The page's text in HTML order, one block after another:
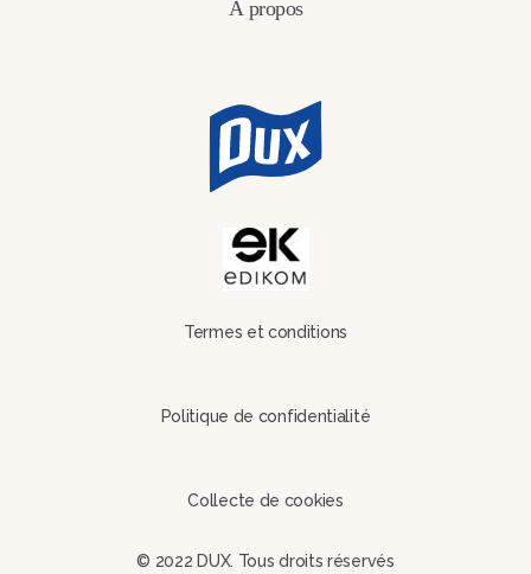
À propos
Termes et conditions
Politique de confidentialité
Collecte de cookies
© 2022 DUX. Tous droits réservés